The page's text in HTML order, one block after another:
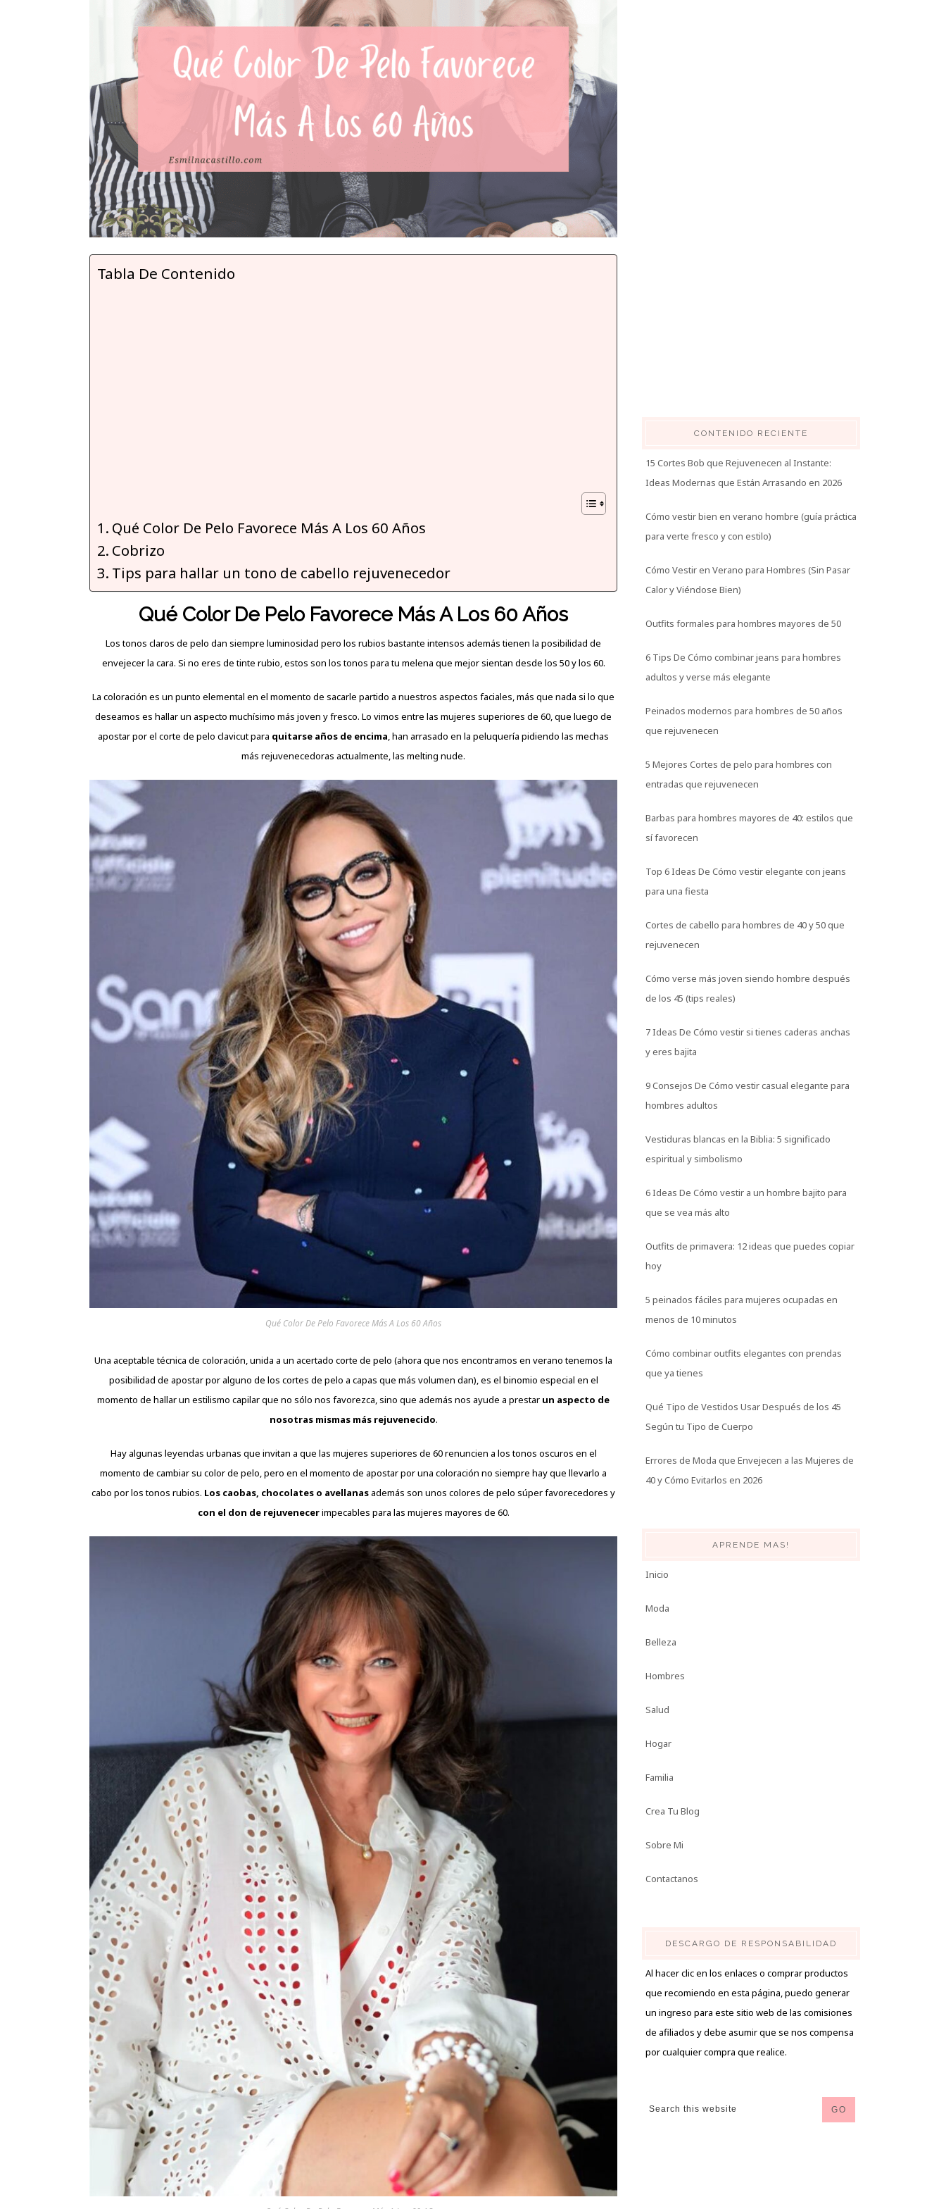
Tabla De Contenido
Qué Color De Pelo Favorece Más A Los 60 Años
Cobrizo
Tips para hallar un tono de cabello rejuvenecedor
Qué Color De Pelo Favorece Más A Los 60 Años
Los tonos claros de pelo dan siempre luminosidad pero los rubios bastante intensos además tienen la posibilidad de
envejecer la cara. Si no eres de tinte rubio, estos son los tonos para tu melena que mejor sientan desde los 50 y los 60.
La coloración es un punto elemental en el momento de sacarle partido a nuestros aspectos faciales, más que nada si lo que
deseamos es hallar un aspecto muchísimo más joven y fresco. Lo vimos entre las mujeres superiores de 60, que luego de
apostar por el corte de pelo clavicut para quitarse años de encima , han arrasado en la peluquería pidiendo las mechas
más rejuvenecedoras actualmente, las melting nude.
Qué Color De Pelo Favorece Más A Los 60 Años
Una aceptable técnica de coloración, unida a un acertado corte de pelo (ahora que nos encontramos en verano tenemos la
posibilidad de apostar por alguno de los cortes de pelo a capas que más volumen dan), es el binomio especial en el
momento de hallar un estilismo capilar que no sólo nos favorezca, sino que además nos ayude a prestar un aspecto de
nosotras mismas más rejuvenecido.
Hay algunas leyendas urbanas que invitan a que las mujeres superiores de 60 renuncien a los tonos oscuros en el
momento de cambiar su color de pelo, pero en el momento de apostar por una coloración no siempre hay que llevarlo a
cabo por los tonos rubios. Los caobas, chocolates o avellanas además son unos colores de pelo súper favorecedores y
con el don de rejuvenecerimpecables para las mujeres mayores de 60.
CONTENIDO RECIENTE
15 Cortes Bob que Rejuvenecen al Instante:
Ideas Modernas que Están Arrasando en 2026
Cómo vestir bien en verano hombre (guía práctica
para verte fresco y con estilo)
Cómo Vestir en Verano para Hombres (Sin Pasar
Calor y Viéndose Bien)
Outfits formales para hombres mayores de 50
6 Tips De Cómo combinar jeans para hombres
adultos y verse más elegante
Peinados modernos para hombres de 50 años
que rejuvenecen
5 Mejores Cortes de pelo para hombres con
entradas que rejuvenecen
Barbas para hombres mayores de 40: estilos que
sí favorecen
Top 6 Ideas De Cómo vestir elegante con jeans
para una fiesta
Cortes de cabello para hombres de 40 y 50 que
rejuvenecen
Cómo verse más joven siendo hombre después
de los 45 (tips reales)
7 Ideas De Cómo vestir si tienes caderas anchas
y eres bajita
9 Consejos De Cómo vestir casual elegante para
hombres adultos
Vestiduras blancas en la Biblia: 5 significado
espiritual y simbolismo
6 Ideas De Cómo vestir a un hombre bajito para
que se vea más alto
Outfits de primavera: 12 ideas que puedes copiar
hoy
5 peinados fáciles para mujeres ocupadas en
menos de 10 minutos
Cómo combinar outfits elegantes con prendas
que ya tienes
Qué Tipo de Vestidos Usar Después de los 45
Según tu Tipo de Cuerpo
Errores de Moda que Envejecen a las Mujeres de
40 y Cómo Evitarlos en 2026
APRENDE MAS!
Inicio
Moda
Belleza
Hombres
Salud
Hogar
Familia
Crea Tu Blog
Sobre Mi
Contactanos
DESCARGO DE RESPONSABILIDAD
Al hacer clic en los enlaces o comprar productos
que recomiendo en esta página, puedo generar
un ingreso para este sitio web de las comisiones
de afiliados y debe asumir que se nos compensa
por cualquier compra que realice.